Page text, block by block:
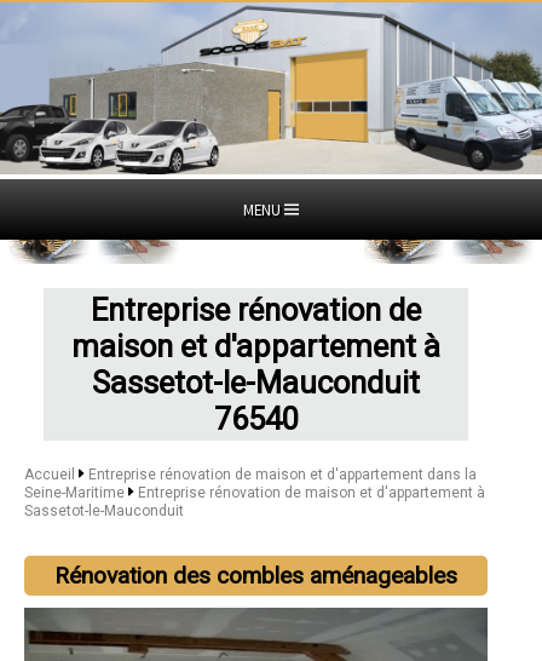
MENU
Entreprise rénovation de
maison et d'appartement à
Sassetot-le-Mauconduit
76540
Accueil
Entreprise rénovation de maison et d'appartement dans la
Seine-Maritime
Entreprise rénovation de maison et d'appartement à
Sassetot-le-Mauconduit
Rénovation des combles aménageables